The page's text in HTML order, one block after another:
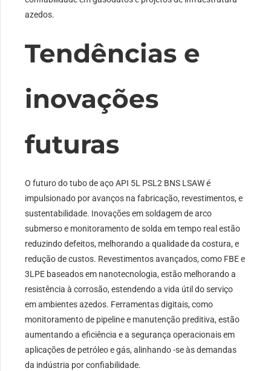
azedos.
Tendências e
inovações
futuras
O futuro do tubo de aço API 5L PSL2 BNS LSAW é
impulsionado por avanços na fabricação, revestimentos, e
sustentabilidade. Inovações em soldagem de arco
submerso e monitoramento de solda em tempo real estão
reduzindo defeitos, melhorando a qualidade da costura, e
redução de custos. Revestimentos avançados, como FBE e
3LPE baseados em nanotecnologia, estão melhorando a
resistência à corrosão, estendendo a vida útil do serviço
em ambientes azedos. Ferramentas digitais, como
monitoramento de pipeline e manutenção preditiva, estão
aumentando a eficiência e a segurança operacionais em
aplicações de petróleo e gás, alinhando -se às demandas
da indústria por confiabilidade.